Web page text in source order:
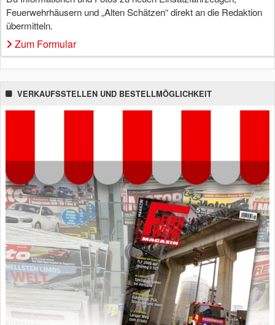
Feuerwehrhäusern und „Alten Schätzen“ direkt an die Redaktion
übermitteln.
Zum Formular
VERKAUFSSTELLEN UND BESTELLMÖGLICHKEIT